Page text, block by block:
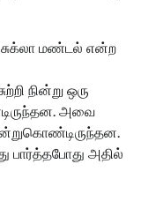
மண்டல் என்ற
நின்று ஒரு
அவை
பார்த்தபோது அதில்